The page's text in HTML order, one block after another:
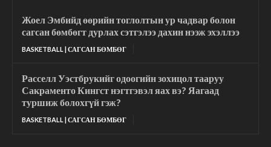
Жоел Эмбийд өөрийн тоглолтын ур чадвар болон
сагсан бөмбөгт дурлах сэтгэлээ дахин нээж эхэллээ
BASKETBALL | САГСАН БӨМБӨГ
Расселл Уэстбрукийг одоогийн зохицол тааруу
Сакраменто Кингст нэгтгэвэл яах вэ? Яагаад
туршиж болохгүй гэж?
BASKETBALL | САГСАН БӨМБӨГ